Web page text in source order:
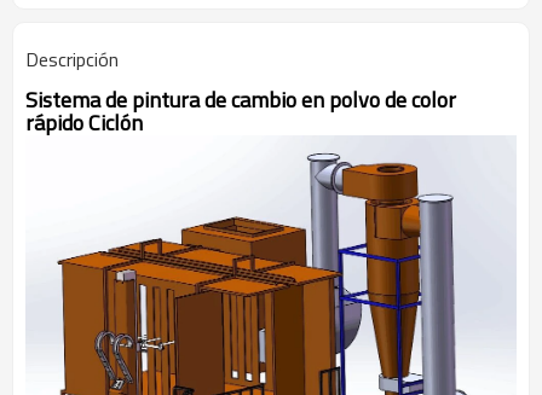
Descripción
Sistema de pintura de cambio en polvo de color
rápido Ciclón